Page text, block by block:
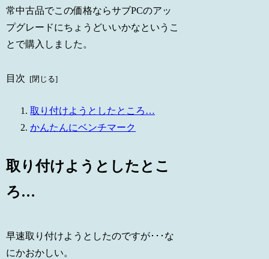
常中古品でこの価格ならサブPCのアッ
プグレードにちょうどいいかなというこ
とで購入しました。
目次
取り付けようとしたところ…
かんたんにベンチマーク
取り付けようとしたとこ
ろ…
早速取り付けようとしたのですが･･･な
にかおかしい。